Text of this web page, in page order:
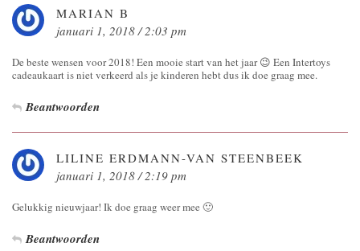
MARIAN B
januari 1, 2018 / 2:03 pm
De beste wensen voor 2018! Een mooie start van het jaar 😉 Een Intertoys
cadeaukaart is niet verkeerd als je kinderen hebt dus ik doe graag mee.
Beantwoorden
LILINE ERDMANN-VAN STEENBEEK
januari 1, 2018 / 2:19 pm
Gelukkig nieuwjaar! Ik doe graag weer mee 🙂
Beantwoorden